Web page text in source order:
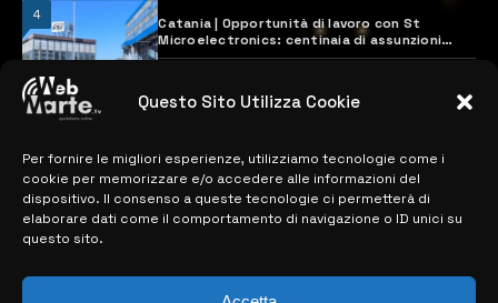
Questo Sito Utilizza Cookie
Per fornire le migliori esperienze, utilizziamo tecnologie come i
cookie per memorizzare e/o accedere alle informazioni del
dispositivo. Il consenso a queste tecnologie ci permetterà di
elaborare dati come il comportamento di navigazione o ID unici su
questo sito.
4
Catania | Opportunità di lavoro con St
Microelectronics: centinaia di assunzioni
previste
MAPPA DEL SITO
> NOTIZIE